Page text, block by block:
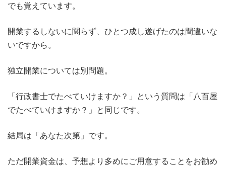
でも覚えています。
開業するしないに関らず、ひとつ成し遂げたのは間違いな
いですから。
独立開業については別問題。
「行政書士でたべていけますか？」という質問は「八百屋
でたべていけますか？」と同じです。
結局は「あなた次第」です。
ただ開業資金は、予想より多めにご用意することをお勧め